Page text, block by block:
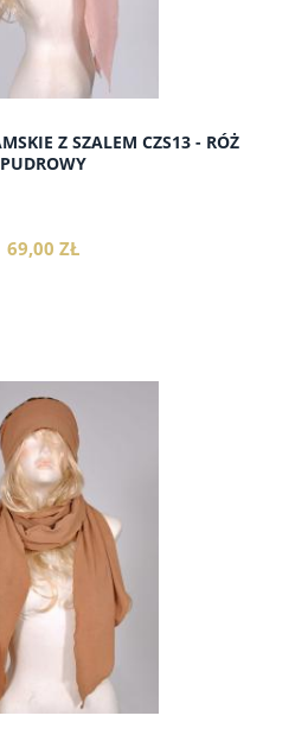
Z SZALEM CZS13 - RÓŻ
PUDROWY
69,00 ZŁ
do koszyka